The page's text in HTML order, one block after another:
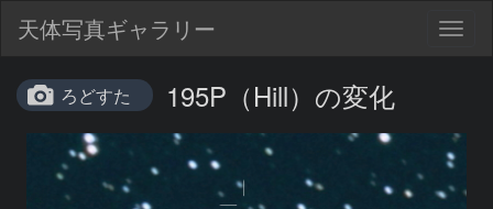
天体写真ギャラリー
ろどすた 195P（Hill）の変化